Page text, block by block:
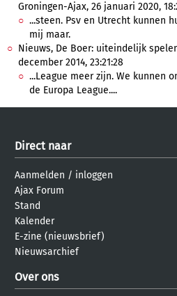
Groningen-Ajax, 26 januari 2020,
...steen. Psv en Utrecht kunnen
mij maar.
Nieuws, De Boer: uiteindelijk
december 2014, 23:21:28
...League meer zijn. We kunnen
de Europa League....
Direct naar
Aanmelden / inloggen
Ajax Forum
Stand
Kalender
E-zine (nieuwsbrief)
Nieuwsarchief
Over ons